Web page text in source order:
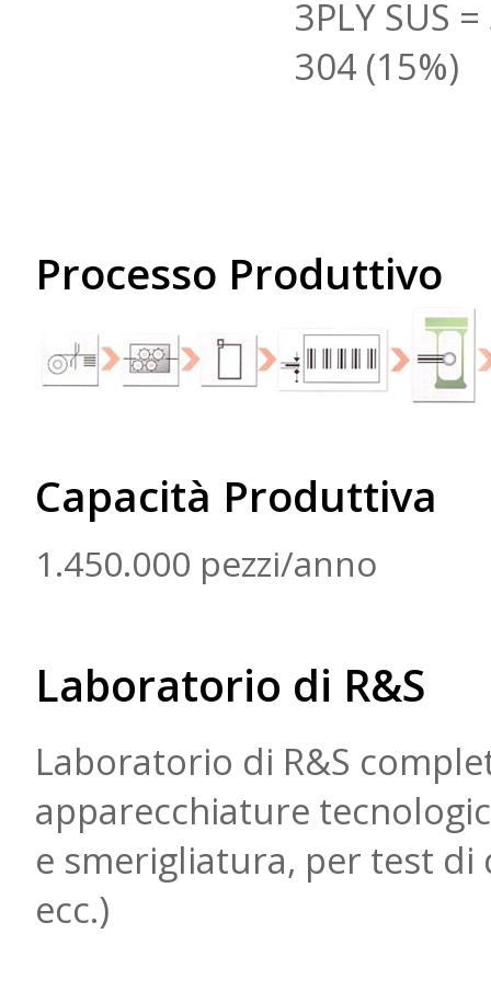
3PLY SUS
304 (15%)
Processo Produttivo
Capacità Produttiva
1.450.000 pezzi/anno
Laboratorio di R&S
Laboratorio di R&S
apparecchiature
e smerigliatura, per test
ecc.)